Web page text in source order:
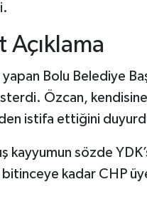
Açıklama
yapan Bolu Belediye
Özcan, kendisine
istifa ettiğini
kayyumun sözde
kadar CHP